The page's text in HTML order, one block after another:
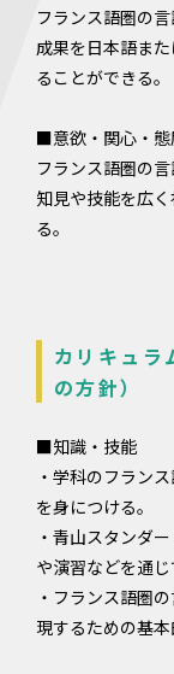
フランス語圏の
成果を日本語ま
ることができる。
■意欲・関心・態
フランス語圏の
知見や技能を広
る。
カリキュラ
の方針）
■知識・技能
・学科のフラン
を身につける。
・青山スタンダ
や演習などを通
・フランス語圏
現するための基本